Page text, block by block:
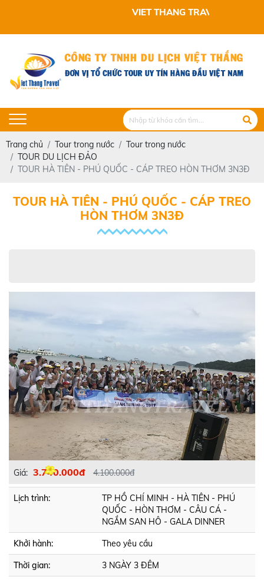
VIET THANG TRAVEL KÍNH CHÀO QUÝ
Trang chủ Tour trong nước
Tour trong nước
TOUR DU LỊCH ĐẢO
TOUR HÀ TIÊN - PHÚ QUỐC - CÁP TREO HÒN THƠM 3N3Đ
TOUR HÀ TIÊN - PHÚ QUỐC - CÁP TREO
HÒN THƠM 3N3Đ
Giá: 3.740.000đ 4.100.000đ
Lịch trình:
TP HỒ CHÍ MINH - HÀ TIÊN - PHÚ
QUỐC - HÒN THƠM - CÂU CÁ -
NGẮM SAN HÔ - GALA DINNER
Khởi hành: Theo yêu cầu
Thời gian: 3 NGÀY 3 ĐÊM